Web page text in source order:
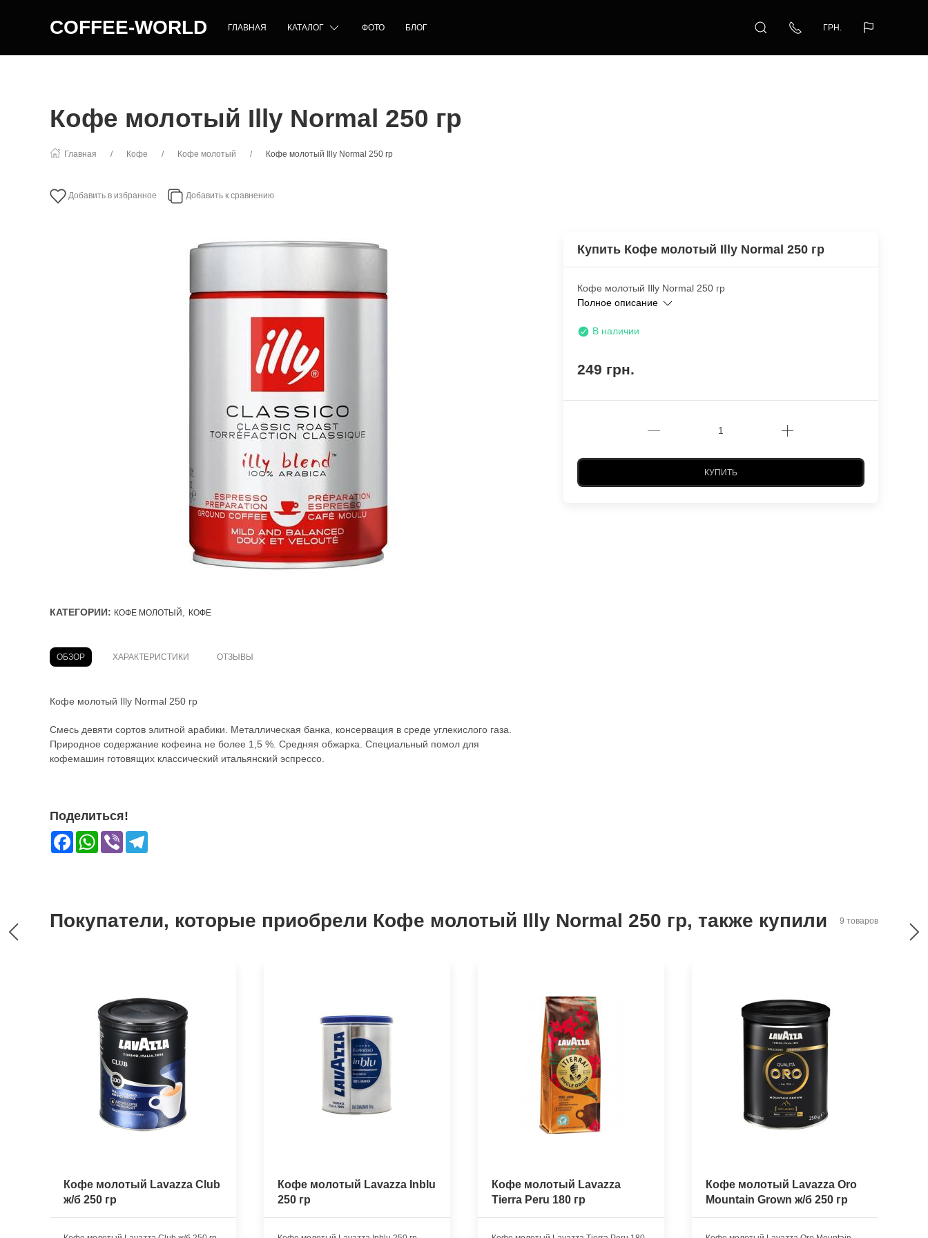
COFFEE-WORLD ГЛАВНАЯ КАТАЛОГ ФОТО БЛОГ ГРН.
Кофе молотый Illy Normal 250 гр
Главная Кофе Кофе молотый Кофе молотый Illy Normal 250 гр
Добавить в избранное Добавить к сравнению
КАТЕГОРИИ: КОФЕ МОЛОТЫЙ КОФЕ
ОБЗОР ХАРАКТЕРИСТИКИ ОТЗЫВЫ
Кофе молотый Illy Normal 250 гр
Смесь девяти сортов элитной арабики. Металлическая банка, консервация в среде углекислого газа.
Природное содержание кофеина не более 1,5 %. Средняя обжарка. Специальный помол для
кофемашин готовящих классический итальянский эспрессо.
Купить Кофе молотый Illy Normal 250 гр
Кофе молотый Illy Normal 250 гр
Полное описание
В наличии
249 грн.
КУПИТЬ
Поделиться!
FacebookWhatsApp
Viber
Покупатели, которые приобрели Кофе молотый Illy Normal 250 гр, также купили 9 товаров
Кофе молотый Lavazza Club
ж/б 250 гр
Кофе молотый Lavazza Inblu
250 гр
Кофе молотый Lavazza
Tierra Peru 180 гр
Кофе молотый Lavazza Oro
Mountain Grown ж/б 250 гр